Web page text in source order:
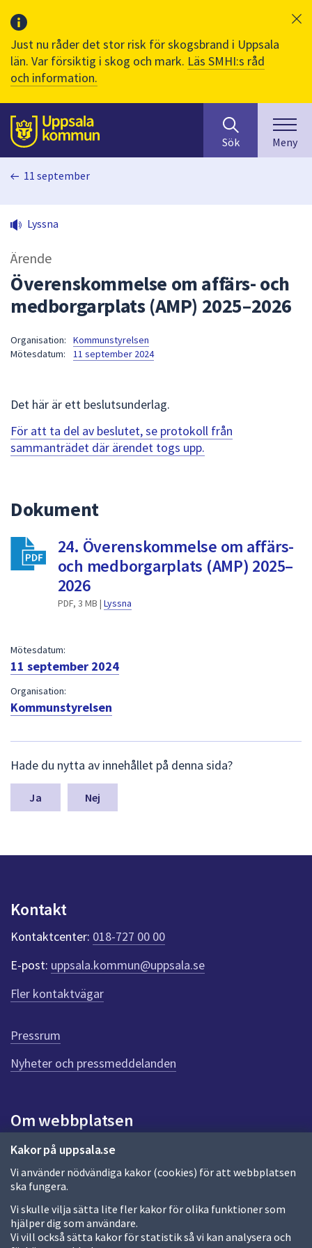
Just nu råder det stor risk för skogsbrand i Uppsala
län. Var försiktig i skog och mark. Läs SMHI:s råd
och information.
Till sidans
huvudinnehåll
efter
innehåll
på
sökfältet
kommer
sökförslag
för
att
navigera
för
att
välja
Sök Meny
Kakor på uppsala.se
Vi använder nödvändiga kakor (cookies) för att webbplatsen
ska fungera.
Vi skulle vilja sätta lite fler kakor för olika funktioner som
hjälper dig som användare.
Vi vill också sätta kakor för statistik så vi kan analysera och
11 september
Lyssna
Ärende
Överenskommelse om affärs- och
medborgarplats (AMP) 2025–2026
Organisation:
Kommunstyrelsen
Mötesdatum:
11 september 2024
Det här är ett beslutsunderlag.
För att ta del av beslutet, se protokoll från
sammanträdet där ärendet togs upp.
Dokument
24. Överenskommelse om affärs-
och medborgarplats (AMP) 2025–
2026
PDF, 3 MB | Lyssna
Mötesdatum:
11 september 2024
Organisation:
Kommunstyrelsen
ä
m
a
n
k
t
e
r
f
ö
r
e
n
n
a
d
a
Hade du nytta av innehållet på denna sida?
Nej
Kontakt
Kontaktcenter: 018-727 00 00
E-post: uppsala.kommun@uppsala.se
Fler kontaktvägar
Pressrum
Nyheter och pressmeddelanden
Om webbplatsen
Om webbplatsen
Allmänna handlingar och diarium
Behandling av personuppgifter
Kakor